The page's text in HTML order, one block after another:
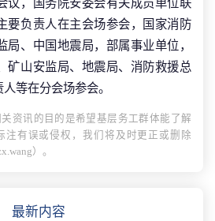
议，国务院安委会有关成员单位联
要负责人在主会场参会，国家消防
局、中国地震局，部属事业单位，
矿山安监局、地震局、消防救援总
等在分会场参会。
资讯的目的是希望基层务工群体能了解
注有误或侵权，我们将及时更正或删除
）。
最新内容